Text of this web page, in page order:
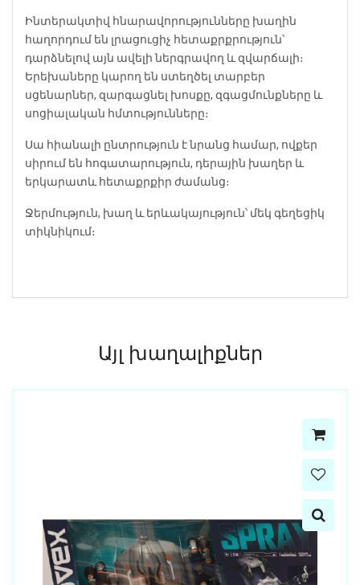
Ինտերակտիվ հնարավորությունները խաղին
հաղորդում են լրացուցիչ հետաքրքրություն՝
դարձնելով այն ավելի ներգրավող և զվարճալի։
Երեխաները կարող են ստեղծել տարբեր
սցենարներ, զարգացնել խոսքը, զգացմունքները և
սոցիալական հմտությունները։
Սա հիանալի ընտրություն է նրանց համար, ովքեր
սիրում են հոգատարություն, դերային խաղեր և
երկարատև հետաքրքիր ժամանց։
Ջերմություն, խաղ և երևակայություն՝ մեկ գեղեցիկ
տիկնիկում։
Այլ խաղալիքներ